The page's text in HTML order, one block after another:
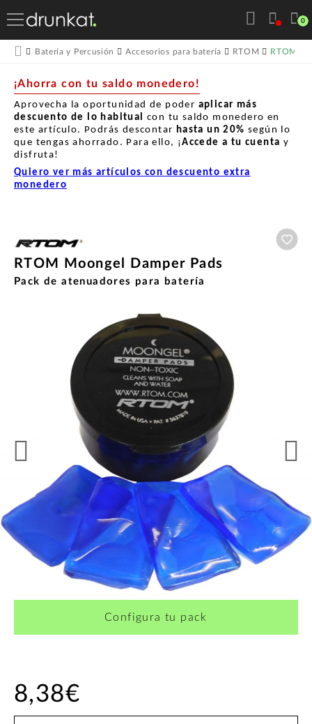
0
Batería y Percusión Accesorios para batería RTOM RTOM
¡Ahorra con tu saldo monedero!
Aprovecha la oportunidad de poder aplicar más
descuento de lo habitual con tu saldo monedero en
este artículo. Podrás descontar hasta un 20% según lo
que tengas ahorrado. Para ello, ¡Accede a tu cuenta y
disfruta!
Quiero ver más artículos con descuento extra
monedero
RTOM Moongel Damper Pads
Pack de atenuadores para batería
Configura tu pack
8,38€